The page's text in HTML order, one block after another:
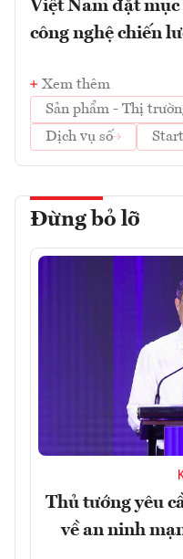
Việt Nam đặt
công nghệ chiến
Xem thêm
Sản phẩm - Thị
Dịch vụ số
Đừng bỏ lỡ
Thủ tướng yêu
về an ninh